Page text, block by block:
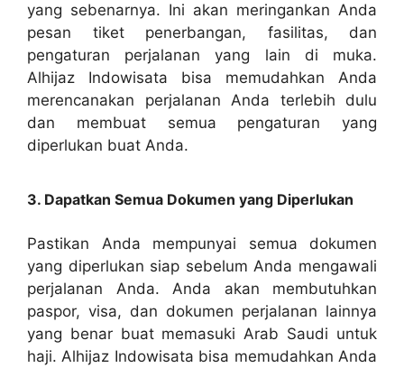
yang sebenarnya. Ini akan meringankan Anda
pesan tiket penerbangan, fasilitas, dan
pengaturan perjalanan yang lain di muka.
Alhijaz Indowisata bisa memudahkan Anda
merencanakan perjalanan Anda terlebih dulu
dan membuat semua pengaturan yang
diperlukan buat Anda.
3. Dapatkan Semua Dokumen yang Diperlukan
Pastikan Anda mempunyai semua dokumen
yang diperlukan siap sebelum Anda mengawali
perjalanan Anda. Anda akan membutuhkan
paspor, visa, dan dokumen perjalanan lainnya
yang benar buat memasuki Arab Saudi untuk
haji. Alhijaz Indowisata bisa memudahkan Anda